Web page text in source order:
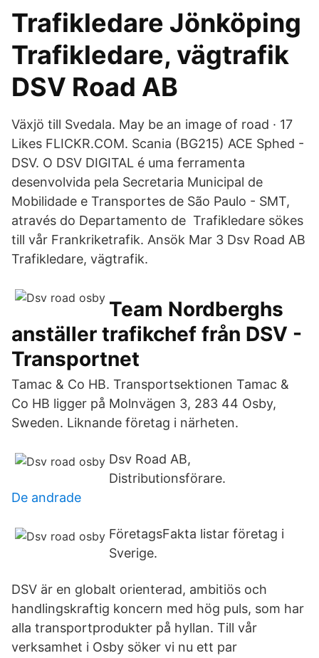
Trafikledare Jönköping
Trafikledare, vägtrafik
DSV Road AB
Växjö till Svedala. May be an image of road · 17
Likes FLICKR.COM. Scania (BG215) ACE Sphed -
DSV. O DSV DIGITAL é uma ferramenta
desenvolvida pela Secretaria Municipal de
Mobilidade e Transportes de São Paulo - SMT,
através do Departamento de Trafikledare sökes
till vår Frankriketrafik. Ansök Mar 3 Dsv Road AB
Trafikledare, vägtrafik.
Team Nordberghs
anställer trafikchef från DSV -
Transportnet
Tamac & Co HB. Transportsektionen Tamac &
Co HB ligger på Molnvägen 3, 283 44 Osby,
Sweden. Liknande företag i närheten.
Dsv Road AB,
Distributionsförare.
De andrade
FöretagsFakta listar företag i
Sverige.
DSV är en globalt orienterad, ambitiös och
handlingskraftig koncern med hög puls, som har
alla transportprodukter på hyllan. Till vår
verksamhet i Osby söker vi nu ett par